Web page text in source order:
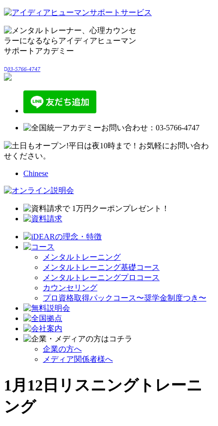
03-5766-4747
Chinese
メンタルトレーニング
メンタルトレーニング基礎コース
メンタルトレーニングプロコース
カウンセリング
プロ資格取得パックコース〜奨学金制度つき〜
企業の方へ
メディア関係者様へ
1月12日リスニングトレーニ
ング